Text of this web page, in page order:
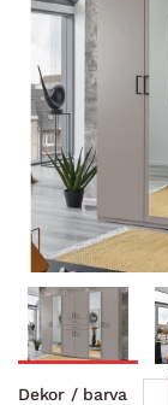
Dekor / barva